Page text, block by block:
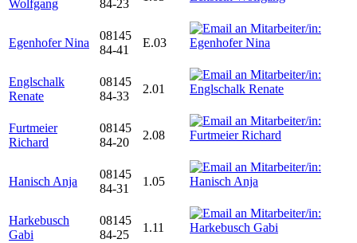
Wolfgang
84-23
Egenhofer Nina
08145
84-41
E.03
Englschalk
Renate
08145
84-33
2.01
Furtmeier
Richard
08145
84-20
2.08
Hanisch Anja
08145
84-31
1.05
Harkebusch
Gabi
08145
84-25
1.11